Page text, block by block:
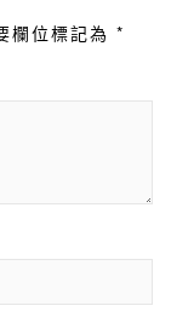
欄位標記為 *